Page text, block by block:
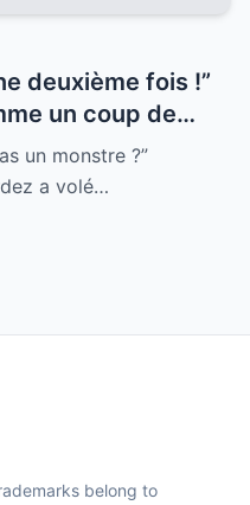
deuxième fois !”
un coup de
Patrick
du Bataclan, est
brutale à un
en face. La vidéo
un monstre ?”
a volé…
belong to